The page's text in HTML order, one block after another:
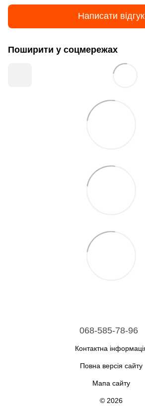
Написати відгук
Поширити у соцмережах
068-585-78-96
Контактна
Повна версія сайту
Мапа сайту
© 2026